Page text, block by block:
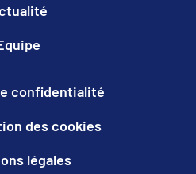
confidentialité
des cookies
légales